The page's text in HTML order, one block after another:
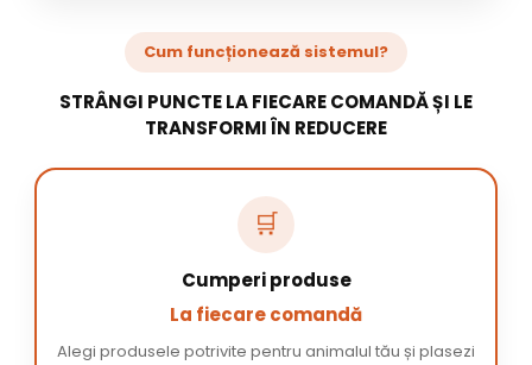
Cum funcționează sistemul?
STRÂNGI PUNCTE LA FIECARE COMANDĂ ȘI LE
TRANSFORMI ÎN REDUCERE
🛒
Cumperi produse
La fiecare comandă
Alegi produsele potrivite pentru animalul tău și plasezi